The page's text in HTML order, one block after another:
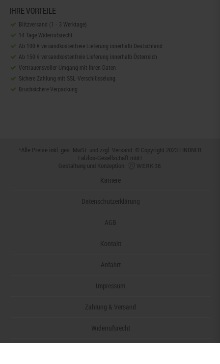
IHRE VORTEILE
Blitzversand (1 - 3 Werktage)
14 Tage Widerrufsrecht
Ab 100 € versandkostenfreie Lieferung innerhalb Deutschland
Ab 150 € versandkostenfreie Lieferung innerhalb Österreich
Vertrauensvoller Umgang mit Ihren Daten
Sichere Zahlung mit SSL-Verschlüsselung
Bruchsichere Verpackung
*Alle Preise inkl. ges. MwSt. und zzgl. Versand . © Copyright 2023 LINDNER
Falzlos-Gesellschaft mbH
Gestaltung und Konzeption:
Karriere
Datenschutzerklärung
AGB
Kontakt
Anfahrt
Impressum
Zahlung & Versand
Widerrufsrecht